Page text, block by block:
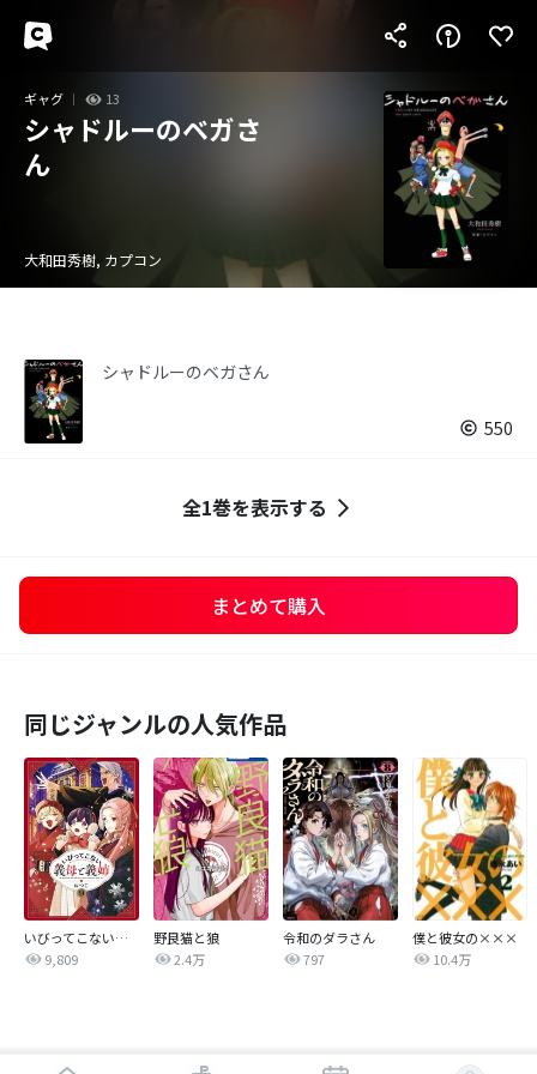
ギャグ 13
シャドルーのベガさ
ん
大和田秀樹, カプコン
シャドルーのベガさん
550
全1巻を表示する
まとめて購入
同じジャンルの人気作品
いびってこない義母と義姉
9,809
野良猫と狼
2.4万
令和のダラさん
797
僕と彼女の×××
10.4万